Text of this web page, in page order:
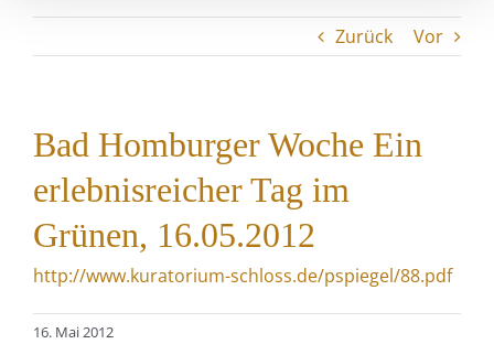
Zurück Vor
Bad Homburger Woche Ein
erlebnisreicher Tag im
Grünen, 16.05.2012
http://www.kuratorium-schloss.de/pspiegel/88.pdf
16. Mai 2012